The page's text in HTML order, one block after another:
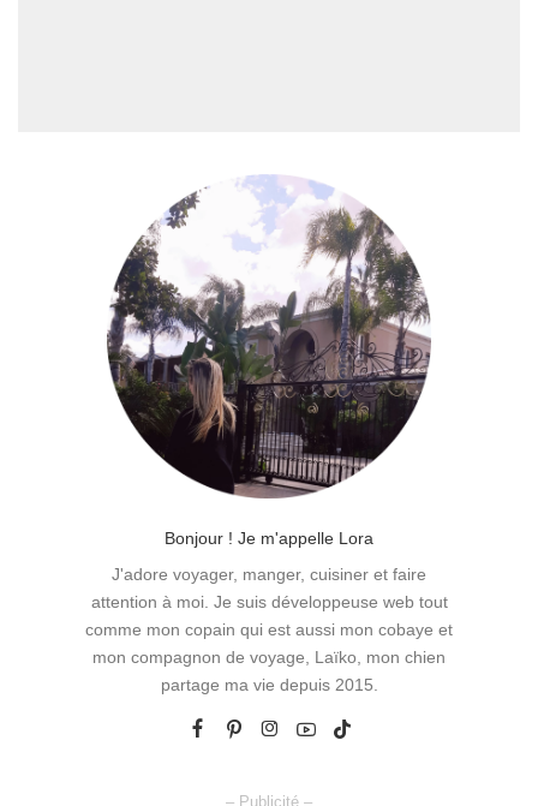
Bonjour ! Je m'appelle Lora
J'adore voyager, manger, cuisiner et faire
attention à moi. Je suis développeuse web tout
comme mon copain qui est aussi mon cobaye et
mon compagnon de voyage, Laïko, mon chien
partage ma vie depuis 2015.
– Publicité –